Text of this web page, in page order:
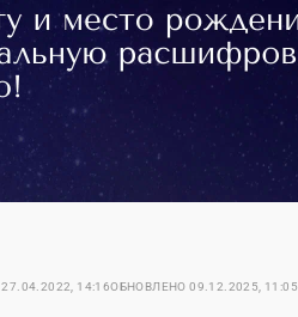
27.04.2022, 14:16ОБНОВЛЕНО 09.12.2025, 11:05